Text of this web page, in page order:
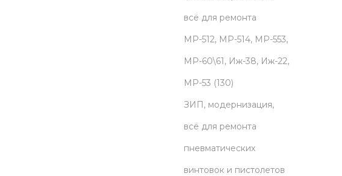
s
s
p
r
o
d
u
c
t
s
всё для ремонта
МР-512, МР-514, МР-553,
МР-60\61, Иж-38, Иж-22,
МР-53 1301
3
0
p
r
ЗИП, модернизация,
всё для ремонта
пневматических
винтовок и пистолетов